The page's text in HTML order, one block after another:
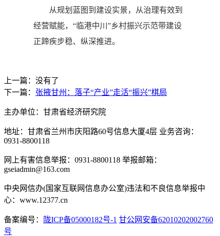
从规划蓝图到建设实景，从治理有效到
经营赋能，“临港中川”乡村振兴示范带建设
正蹄疾步稳、纵深推进。
上一篇：没有了
下一篇： 张掖甘州：落子“产业”走活“振兴”棋局
主办单位：甘肃省经济研究院
地址：甘肃省兰州市庆阳路60号信息大厦4层 业务咨询：
0931-8800118
网上有害信息举报：0931-8800118 举报邮箱：
gseiadmin@163.com
中央网信办(国家互联网信息办公室)违法和不良信息举报中
心：www.12377.cn
备案编号： 陇ICP备05000182号-1 甘公网安备62010202002760
号